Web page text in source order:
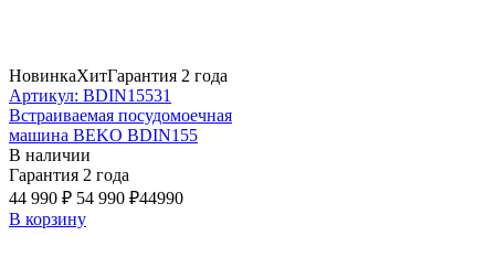
НовинкаХитГарантия 2 года
Артикул: BDIN15531
Встраиваемая посудомоечная
машина BEKO BDIN155
В наличии
Гарантия 2 года
44 990 ₽ 54 990 ₽44990
В корзину